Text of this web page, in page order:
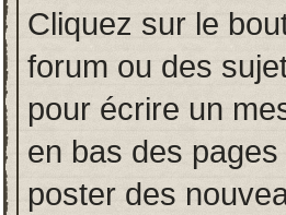
Cliquez sur le
forum ou des
pour écrire un
en bas des
poster des